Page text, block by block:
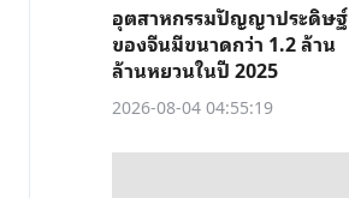
อุตสาหกรรมปัญญาประดิษฐ์
ของจีนมีขนาดกว่า 1.2 ล้าน
ล้านหยวนในปี 2025
2026-08-04 04:55:19